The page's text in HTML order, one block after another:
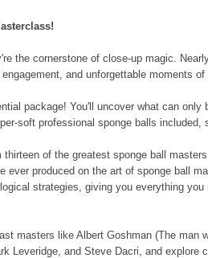
the cornerstone of close-up magic.
and unforgettable moments of
package! You'll uncover what can
soft professional sponge balls included,
thirteen of the greatest sponge ball
ever produced on the art of sponge ball
strategies, giving you everything
masters like Albert Goshman (The man
Leveridge, and Steve Dacri, and